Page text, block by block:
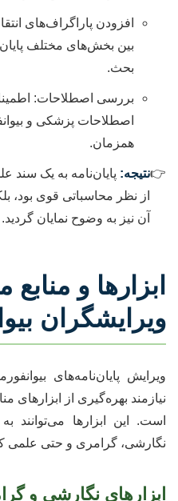
افزودن پاراگراف‌های
بین بخش‌های مختلف
بحث.
بررسی اصطلاحات:
اصطلاحات پزشکی و
همزمان.
نتیجه: پایان‌نامه به یک سند
از نظر محاسباتی قوی بود،
آن نیز به وضوح نمایان گردید.
ابزارها و منابع
ویرایشگران
ویرایش پایان‌نامه‌های
نیازمند بهره‌گیری از
است. این ابزارها می‌توانند
نگارشی، گرامری و حتی علمی
ابزارهای نگارشی و